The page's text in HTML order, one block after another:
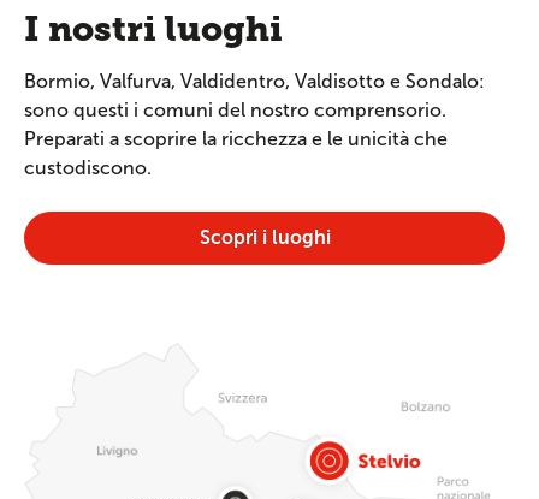
I nostri luoghi
Bormio, Valfurva, Valdidentro, Valdisotto e Sondalo:
sono questi i comuni del nostro comprensorio.
Preparati a scoprire la ricchezza e le unicità che
custodiscono.
Scopri i luoghi